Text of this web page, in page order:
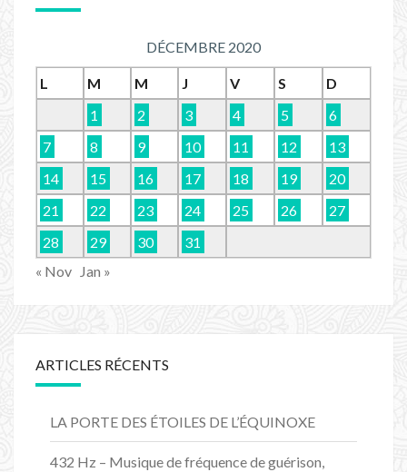
DÉCEMBRE 2020
L M M J V S
D
1
2 3 4 5
6
7
8 9 10 11 12
13
14
15 16 17 18 19
20
21
22 23 24 25 26
27
28
29 30
31
« Nov Jan »
ARTICLES RÉCENTS
LA PORTE DES ÉTOILES DE L’ÉQUINOXE
432 Hz – Musique de fréquence de guérison,